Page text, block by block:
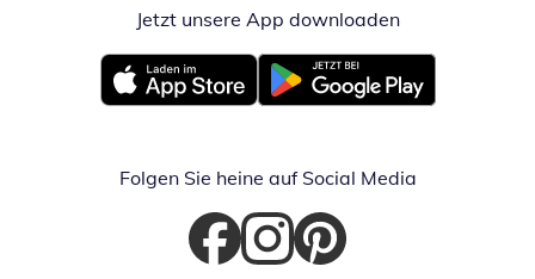
Jetzt unsere App downloadenÖffnet in
Öffnet in neuem FensterÖffnet in neuem Fenster
Folgen Sie heine auf Social Media
Öffnet in neuem Fenster
Öffnet in neuem Fenster
Öffnet in neuem Fenster